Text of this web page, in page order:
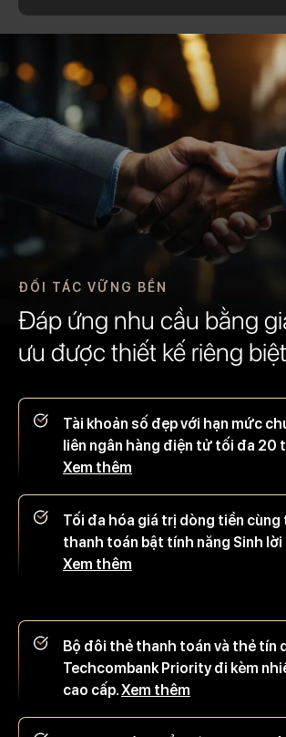
ĐỐI TÁC VỮNG BỀN
Đáp ứng nhu cầu bằng
ưu được thiết kế riêng biệt
Tài khoản số đẹp với hạn mức
liên ngân hàng điện tử tối đa 20
Xem thêm
Tối đa hóa giá trị dòng tiền cùng
thanh toán bật tính năng Sinh
Xem thêm
Bộ đôi thẻ thanh toán và thẻ tín
Techcombank Priority đi kèm
cao cấp.Xem thêm